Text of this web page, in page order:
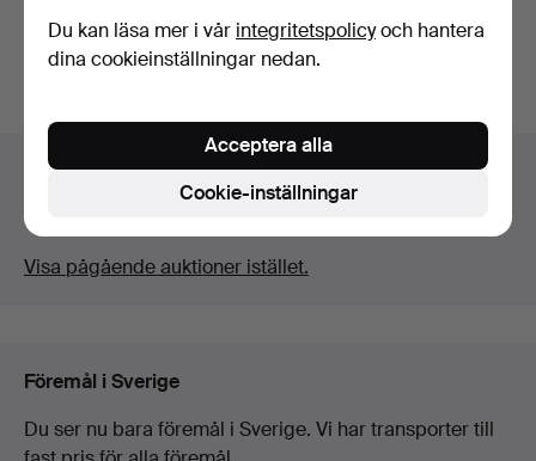
Auktionsarkivet
Du söker i vårt arkiv över avslutade auktioner.
Visa pågående auktioner istället.
Föremål i Sverige
Du ser nu bara föremål i Sverige. Vi har transporter till
Du kan läsa mer i vår integritetspolicyoch hantera
dina cookieinställningar nedan.
Cookie-inställningar
Acceptera alla